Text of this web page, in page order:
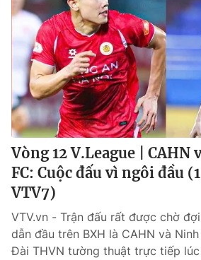
Vòng 12 V.League | CAHN
FC: Cuộc đấu vì ngôi đầu
VTV7)
VTV.vn - Trận đấu rất được chờ
dẫn đầu trên BXH là CAHN và
Đài THVN tường thuật trực tiếp lúc